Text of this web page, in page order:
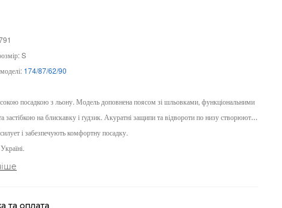
S
174/87/62/90
посадкою з льону. Модель доповнена поясом зі шльовками, функціональними
застібкою на блискавку і ґудзик. Акуратні защипи та відвороти по низу створюють
і забезпечують комфортну посадку.
та оплата